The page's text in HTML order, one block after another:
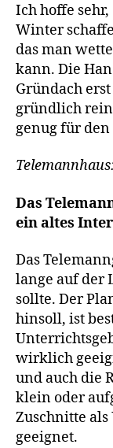
Ich hoffe
Winter
das man
kann. Die
Gründach
gründlich
genug für
Das
ein altes
Das
lange auf der
sollte. Der
hinsoll, ist
wirklich
und auch die
klein oder
Zuschnitte
geeignet.